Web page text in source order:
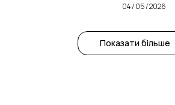
04 / 05 / 2026
Показати більше